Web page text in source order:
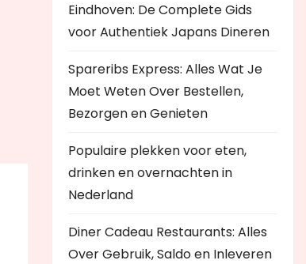
Eindhoven: De Complete Gids
voor Authentiek Japans Dineren
Spareribs Express: Alles Wat Je
Moet Weten Over Bestellen,
Bezorgen en Genieten
Populaire plekken voor eten,
drinken en overnachten in
Nederland
Diner Cadeau Restaurants: Alles
Over Gebruik, Saldo en Inleveren